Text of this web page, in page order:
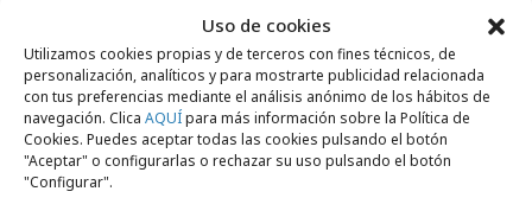
Uso de cookies
Utilizamos cookies propias y de terceros con fines técnicos, de
personalización, analíticos y para mostrarte publicidad relacionada
con tus preferencias mediante el análisis anónimo de los hábitos de
navegación. Clica AQUÍpara más información sobre la Política de
Cookies. Puedes aceptar todas las cookies pulsando el botón
"Aceptar" o configurarlas o rechazar su uso pulsando el botón
"Configurar".
un ecosistema de medios muy complejo, pero
donde el objetivo sigue siendo el mismo: hacer
una publicidad eficaz, para el mayor número
posible de consumidores potenciales y al coste
más eficiente. Sin embargo, cada vez es mayor
la presión y los retos: no se trata sólo de